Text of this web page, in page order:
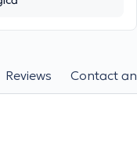
Reviews Contact